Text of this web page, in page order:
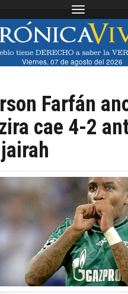
Toggle
Viernes, 07 de agosto del 2026
Farfán
cae 4-2